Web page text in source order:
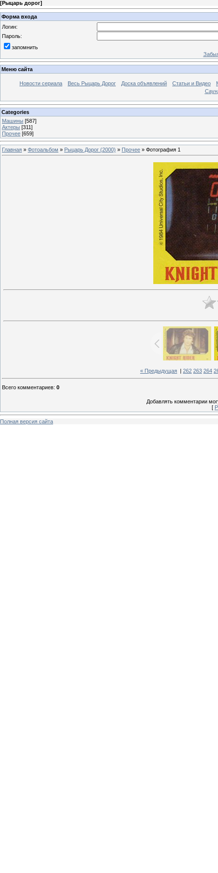
[Рыцарь дорог]
Форма входа
Логин:
Пароль:
запомнить
Меню сайта
Новости сериала Весь Рыцарь Дорог Доска объявлений Статьи и Видео
Categories
Машины [587]
Актеры [311]
Прочее [659]
Главная » Фотоальбом » Рыцарь Дорог (2000) » Прочее » Фотография 1
« Предыдущая 262 263 264
Всего комментариев: 0
Добавлять комментарии
[
Полная версия сайта